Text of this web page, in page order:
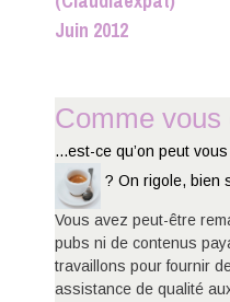
Juin 2012
Comme
...est-ce qu’on peut
? On rigole, bien
Vous avez peut-être
pubs ni de contenus
travaillons pour fournir
assistance de qualité